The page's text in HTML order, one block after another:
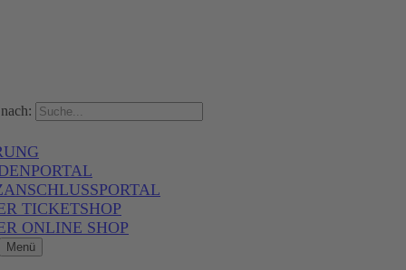
TICKETSHOP
ONLINE SHOP
Menü